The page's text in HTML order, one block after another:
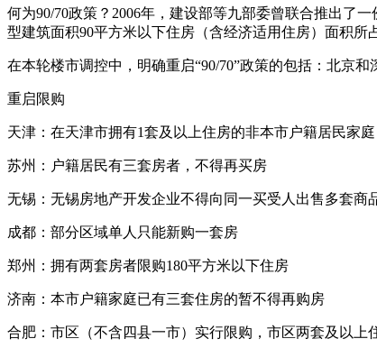
何为90/70政策？2006年，建设部等九部委曾联合推出了
型建筑面积90平方米以下住房（含经济适用住房）面积所
在本轮楼市调控中，明确重启“90/70”政策的包括：北京和
重启限购
天津：在天津市拥有1套及以上住房的非本市户籍居民家
苏州：户籍居民有三套房者，不得再买房
无锡：无锡房地产开发企业不得向同一买受人出售多套商
成都：部分区域单人只能新购一套房
郑州：拥有两套房者限购180平方米以下住房
济南：本市户籍家庭已有三套住房的暂不得再购房
合肥：市区（不含四县一市）实行限购，市区两套及以上